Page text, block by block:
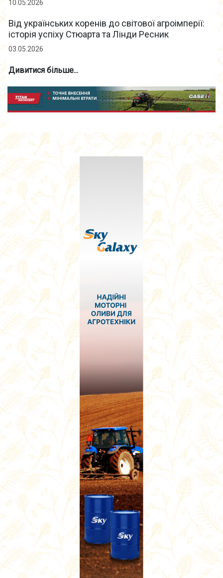
10.05.2026
Від українських коренів до світової агроімперії:
історія успіху Стюарта та Лінди Ресник
03.05.2026
Дивитися більше...